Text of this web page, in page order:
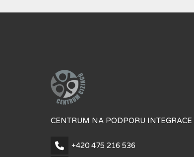
CENTRUM NA PODPORU INTEGRACE
+420 475 216 536